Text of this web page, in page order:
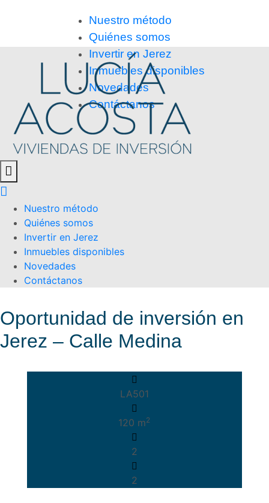
Nuestro método
Quiénes somos
Invertir en Jerez
Inmuebles disponibles
Novedades
Contáctanos
Nuestro método
Quiénes somos
Invertir en Jerez
Inmuebles disponibles
Novedades
Contáctanos
Oportunidad de inversión en
Jerez – Calle Medina
LA501
120 m2
2
2